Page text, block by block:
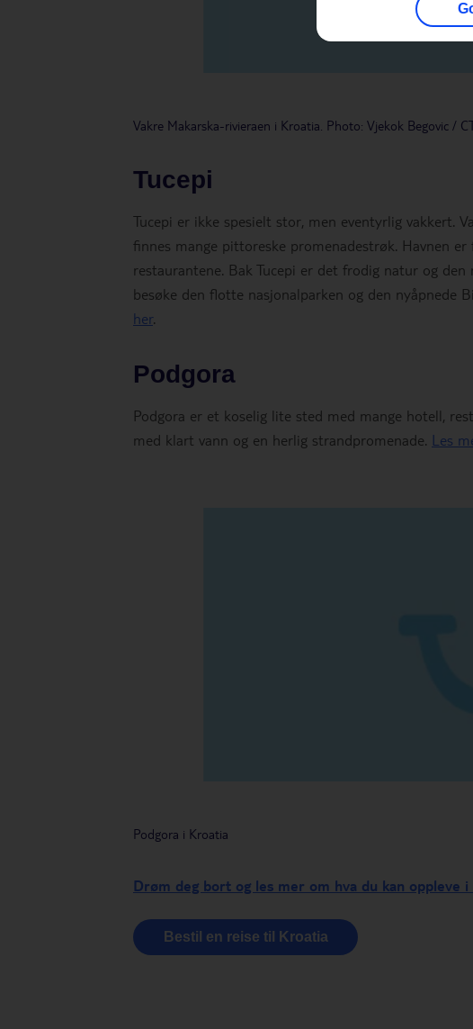
Vakre Makarska-rivieraen i Kroatia. Photo: Vjekok Begovic /
Tucepi
Tucepi er ikke spesielt stor, men eventyrlig vakkert.
finnes mange pittoreske promenadestrøk. Havnen
restaurantene. Bak Tucepi er det frodig natur og
besøke den flotte nasjonalparken og den nyåpnede
her.
Podgora
Podgora er et koselig lite sted med mange hotell,
med klart vann og en herlig strandpromenade. Les
Podgora i Kroatia
Drøm deg bort og les mer om hva du kan oppleve
Bestil en reise til Kroatia